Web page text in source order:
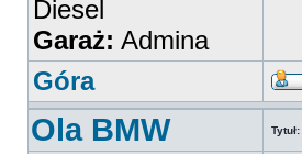
Diesel
Garaż: Admina
Góra
Ola BMW Tytuł: